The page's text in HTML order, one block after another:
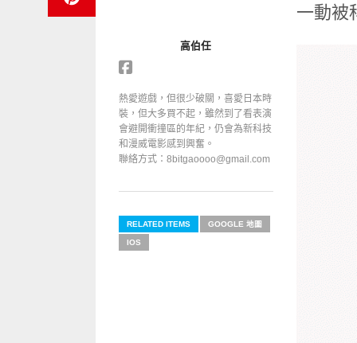
一動被
高伯任
熱愛遊戲，但很少破關，喜愛日本時
裝，但大多買不起，雖然到了看表演
會避開衝撞區的年紀，仍會為新科技
和漫威電影感到興奮。
聯絡方式：8bitgaoooo@gmail.com
RELATED ITEMS GOOGLE 地圖
IOS